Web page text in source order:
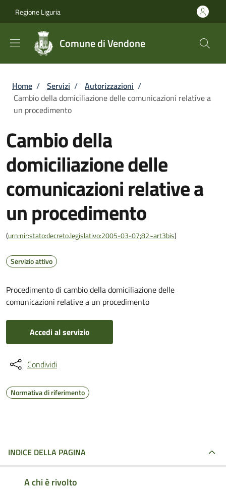
Regione Liguria
Comune di Vendone
Briciole di pane
Home / Servizi / Autorizzazioni /
Cambio della domiciliazione delle comunicazioni relative a
un procedimento
Cambio della
domiciliazione delle
comunicazioni relative a
un procedimento
(urn:nir:stato:decreto.legislativo:2005-03-07;82~art3bis)
Servizio attivo
Procedimento di cambio della domiciliazione delle
comunicazioni relative a un procedimento
Accedi al servizio
Condividi
Normativa di riferimento
INDICE DELLA PAGINA
A chi è rivolto